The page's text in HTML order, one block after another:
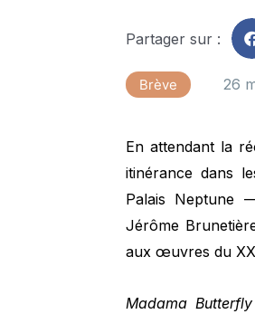
Partager sur :
Brève 26
En attendant la
itinérance dans
Palais Neptune
Jérôme
aux œuvres du
Madama Butterfly